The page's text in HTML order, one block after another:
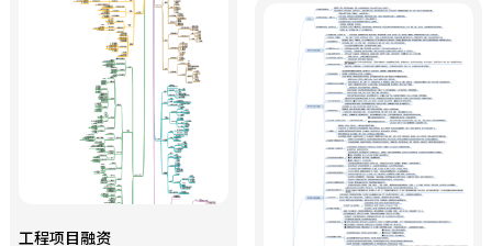
工程项目融资